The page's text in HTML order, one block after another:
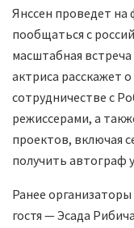
Янссен проведет на
пообщаться с
масштабная
актриса расскажет
сотрудничестве с
режиссерами, а
проектов, включая
получить автограф
Ранее
гостя — Эсада